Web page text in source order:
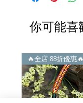
3) 顧客所花費一分
i) 無佣金！無租金
正行內批發價。
謝絕紙上談兵。
你可能喜
🔥全店 88折優惠🔥